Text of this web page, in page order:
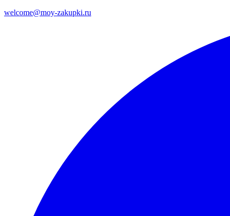
welcome@moy-zakupki.ru